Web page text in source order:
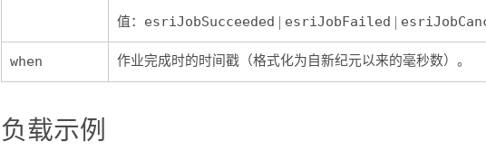
值： esriJobSucceeded esriJobFailed
when 作业完成时的时间戳（格式化为自新纪元以来的毫秒数）。
负载示例